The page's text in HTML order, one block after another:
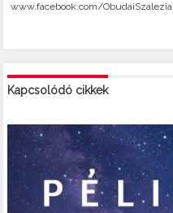
www.facebook.com/
Kapcsolódó cikkek